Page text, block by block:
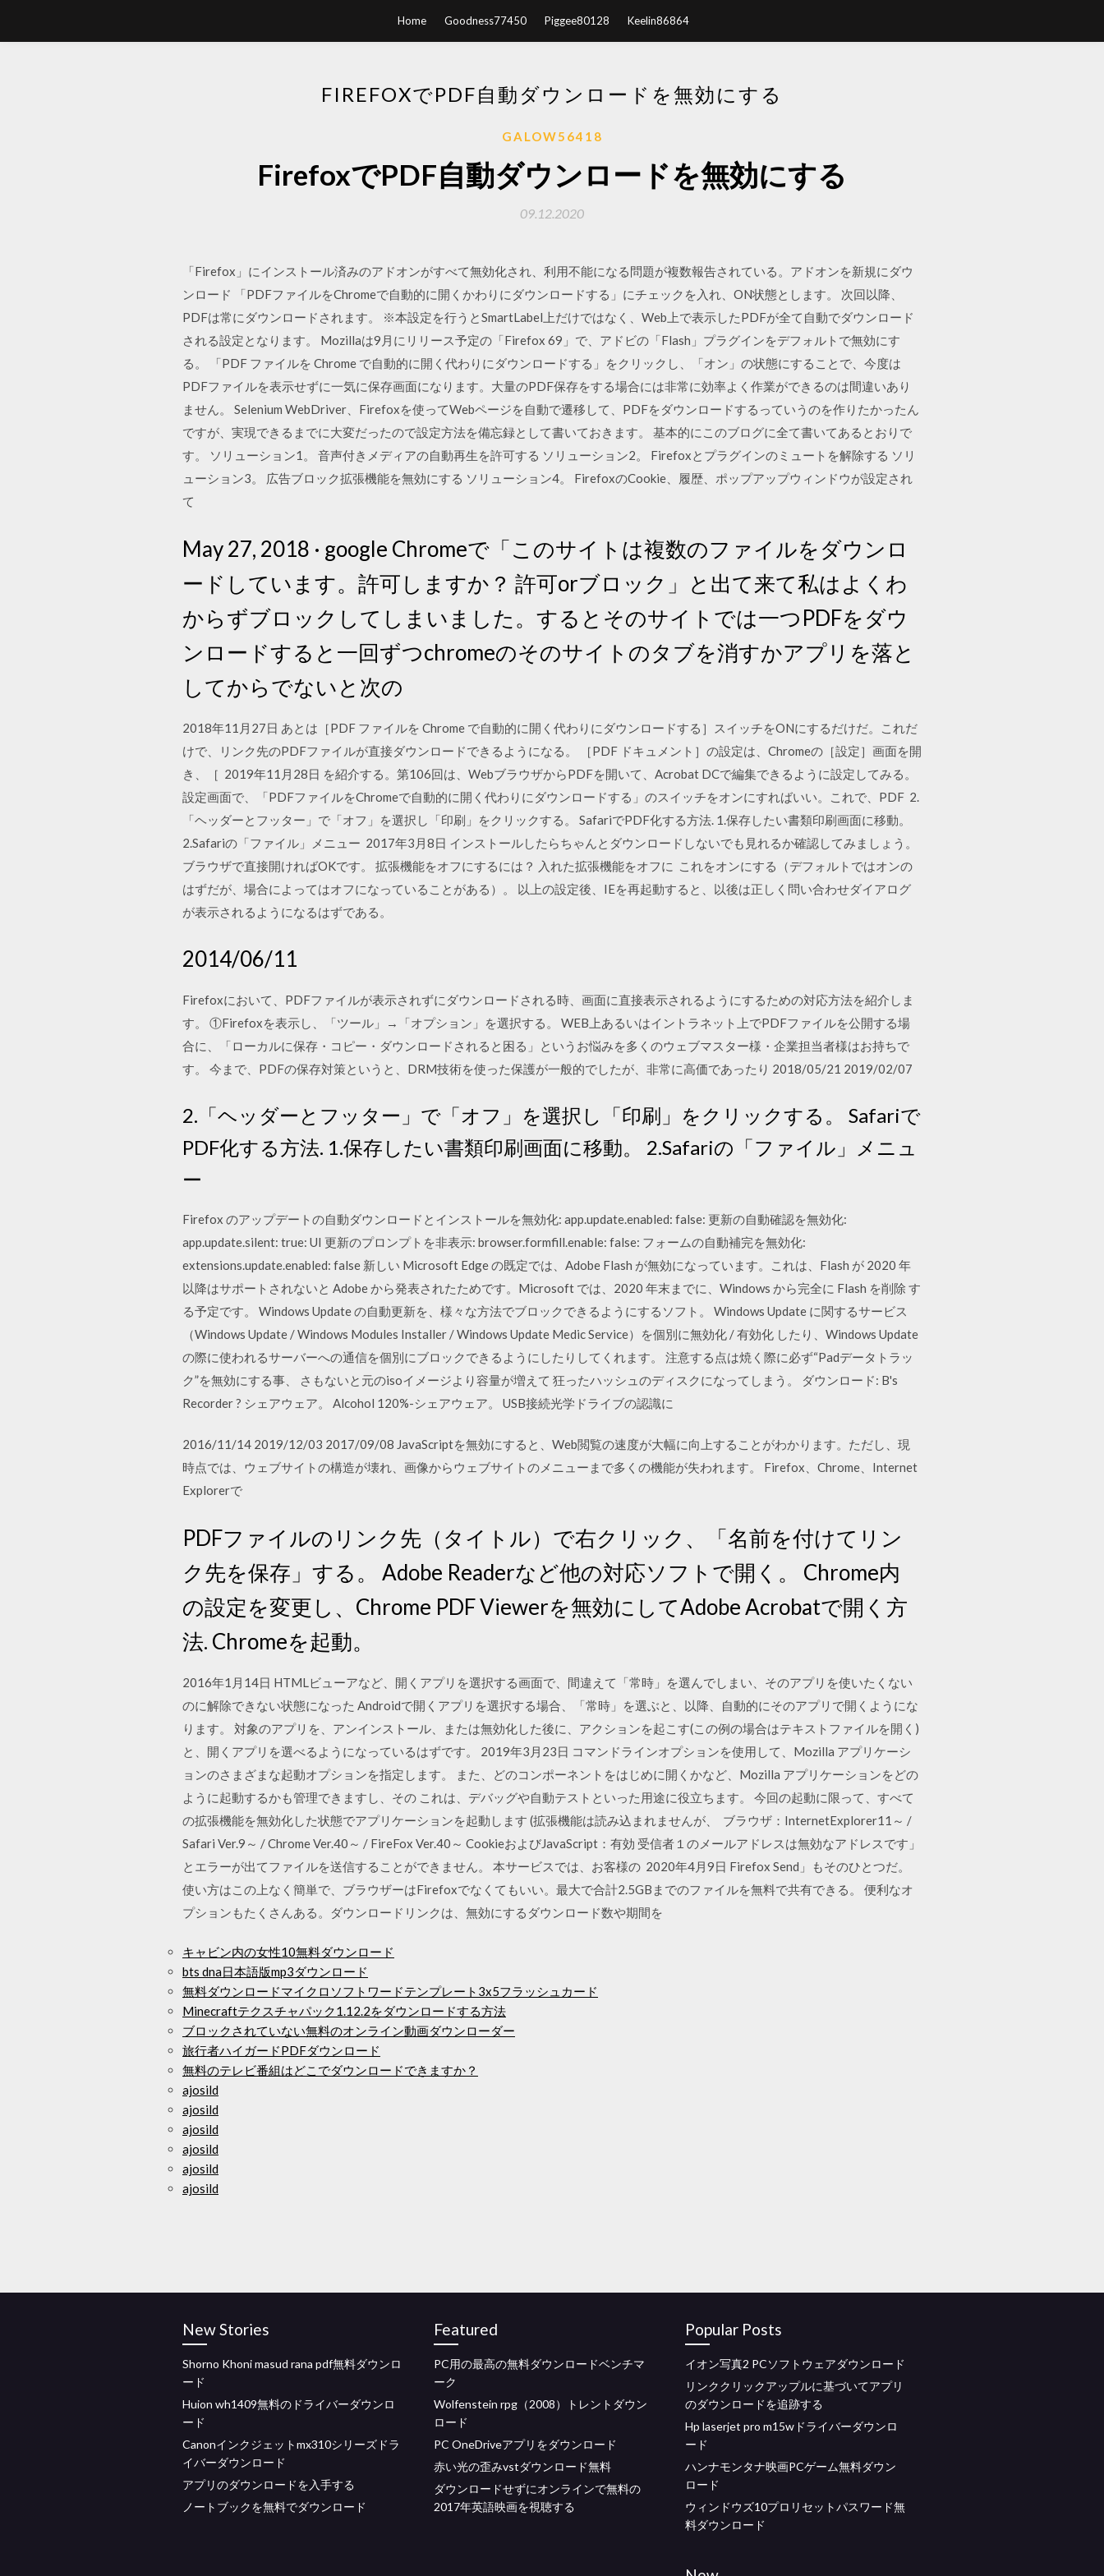
Home Goodness77450 Piggee80128 Keelin86864
FIREFOXでPDF自動ダウンロードを無効にする
GALOW56418
FirefoxでPDF自動ダウンロードを無効にする
09.12.2020
「Firefox」にインストール済みのアドオンがすべて無効化され、利用不能になる問題が複数報告されている。アドオンを新規にダウ
ンロード 「PDFファイルをChromeで自動的に開くかわりにダウンロードする」にチェックを入れ、ON状態とします。 次回以降、
PDFは常にダウンロードされます。 ※本設定を行うとSmartLabel上だけではなく、Web上で表示したPDFが全て自動でダウンロード
される設定となります。 Mozillaは9月にリリース予定の「Firefox 69」で、アドビの「Flash」プラグインをデフォルトで無効にす
る。 「PDF ファイルを Chrome で自動的に開く代わりにダウンロードする」をクリックし、「オン」の状態にすることで、今度は
PDFファイルを表示せずに一気に保存画面になります。大量のPDF保存をする場合には非常に効率よく作業ができるのは間違いあり
ません。 Selenium WebDriver、Firefoxを使ってWebページを自動で遷移して、PDFをダウンロードするっていうのを作りたかったん
ですが、実現できるまでに大変だったので設定方法を備忘録として書いておきます。 基本的にこのブログに全て書いてあるとおりで
す。 ソリューション1。 音声付きメディアの自動再生を許可する ソリューション2。 Firefoxとプラグインのミュートを解除する ソリ
ューション3。 広告ブロック拡張機能を無効にする ソリューション4。 FirefoxのCookie、履歴、ポップアップウィンドウが設定され
て
May 27, 2018 · google Chromeで「このサイトは複数のファイルをダウンロ
ードしています。許可しますか？ 許可orブロック」と出て来て私はよくわ
からずブロックしてしまいました。するとそのサイトでは一つPDFをダウ
ンロードすると一回ずつchromeのそのサイトのタブを消すかアプリを落と
してからでないと次の
2018年11月27日 あとは［PDF ファイルを Chrome で自動的に開く代わりにダウンロードする］スイッチをONにするだけだ。これだ
けで、リンク先のPDFファイルが直接ダウンロードできるようになる。 ［PDF ドキュメント］の設定は、Chromeの［設定］画面を開
き、［ 2019年11月28日 を紹介する。第106回は、WebブラウザからPDFを開いて、Acrobat DCで編集できるように設定してみる。
設定画面で、「PDFファイルをChromeで自動的に開く代わりにダウンロードする」のスイッチをオンにすればいい。これで、PDF 2.
「ヘッダーとフッター」で「オフ」を選択し「印刷」をクリックする。 SafariでPDF化する方法. 1.保存したい書類印刷画面に移動。
2.Safariの「ファイル」メニュー 2017年3月8日 インストールしたらちゃんとダウンロードしないでも見れるか確認してみましょう。
ブラウザで直接開ければOKです。 拡張機能をオフにするには？ 入れた拡張機能をオフに これをオンにする（デフォルトではオンの
はずだが、場合によってはオフになっていることがある）。 以上の設定後、IEを再起動すると、以後は正しく問い合わせダイアログ
が表示されるようになるはずである。
2014/06/11
Firefoxにおいて、PDFファイルが表示されずにダウンロードされる時、画面に直接表示されるようにするための対応方法を紹介しま
す。 ①Firefoxを表示し、「ツール」→「オプション」を選択する。 WEB上あるいはイントラネット上でPDFファイルを公開する場
合に、「ローカルに保存・コピー・ダウンロードされると困る」というお悩みを多くのウェブマスター様・企業担当者様はお持ちで
す。 今まで、PDFの保存対策というと、DRM技術を使った保護が一般的でしたが、非常に高価であったり 2018/05/21 2019/02/07
2.「ヘッダーとフッター」で「オフ」を選択し「印刷」をクリックする。 Safariで
PDF化する方法. 1.保存したい書類印刷画面に移動。 2.Safariの「ファイル」メニュ
ー
Firefox のアップデートの自動ダウンロードとインストールを無効化: app.update.enabled: false: 更新の自動確認を無効化:
app.update.silent: true: UI 更新のプロンプトを非表示: browser.formfill.enable: false: フォームの自動補完を無効化:
extensions.update.enabled: false 新しい Microsoft Edge の既定では、Adobe Flash が無効になっています。これは、Flash が 2020 年
以降はサポートされないと Adobe から発表されたためです。Microsoft では、2020 年末までに、Windows から完全に Flash を削除 す
る予定です。 Windows Update の自動更新を、様々な方法でブロックできるようにするソフト。 Windows Update に関するサービス
（Windows Update / Windows Modules Installer / Windows Update Medic Service）を個別に無効化 / 有効化 したり、Windows Update
の際に使われるサーバーへの通信を個別にブロックできるようにしたりしてくれます。 注意する点は焼く際に必ず“Padデータトラッ
ク”を無効にする事、 さもないと元のisoイメージより容量が増えて 狂ったハッシュのディスクになってしまう。 ダウンロード: B's
Recorder ? シェアウェア。 Alcohol 120%-シェアウェア。 USB接続光学ドライブの認識に
2016/11/14 2019/12/03 2017/09/08 JavaScriptを無効にすると、Web閲覧の速度が大幅に向上することがわかります。ただし、現
時点では、ウェブサイトの構造が壊れ、画像からウェブサイトのメニューまで多くの機能が失われます。 Firefox、Chrome、Internet
Explorerで
PDFファイルのリンク先（タイトル）で右クリック、「名前を付けてリン
ク先を保存」する。 Adobe Readerなど他の対応ソフトで開く。 Chrome内
の設定を変更し、Chrome PDF Viewerを無効にしてAdobe Acrobatで開く方
法. Chromeを起動。
2016年1月14日 HTMLビューアなど、開くアプリを選択する画面で、間違えて「常時」を選んでしまい、そのアプリを使いたくない
のに解除できない状態になった Androidで開くアプリを選択する場合、「常時」を選ぶと、以降、自動的にそのアプリで開くようにな
ります。 対象のアプリを、アンインストール、または無効化した後に、アクションを起こす(この例の場合はテキストファイルを開く)
と、開くアプリを選べるようになっているはずです。 2019年3月23日 コマンドラインオプションを使用して、Mozilla アプリケーシ
ョンのさまざまな起動オプションを指定します。 また、どのコンポーネントをはじめに開くかなど、Mozilla アプリケーションをどの
ように起動するかも管理できますし、その これは、デバッグや自動テストといった用途に役立ちます。 今回の起動に限って、すべて
の拡張機能を無効化した状態でアプリケーションを起動します (拡張機能は読み込まれませんが、 ブラウザ：InternetExplorer11～ /
Safari Ver.9～ / Chrome Ver.40～ / FireFox Ver.40～ CookieおよびJavaScript：有効 受信者１のメールアドレスは無効なアドレスです」
とエラーが出てファイルを送信することができません。 本サービスでは、お客様の 2020年4月9日 Firefox Send」もそのひとつだ。
使い方はこの上なく簡単で、ブラウザーはFirefoxでなくてもいい。最大で合計2.5GBまでのファイルを無料で共有できる。 便利なオ
プションもたくさんある。ダウンロードリンクは、無効にするダウンロード数や期間を
キャビン内の女性10無料ダウンロード
bts dna日本語版mp3ダウンロード
無料ダウンロードマイクロソフトワードテンプレート3x5フラッシュカード
Minecraftテクスチャパック1.12.2をダウンロードする方法
ブロックされていない無料のオンライン動画ダウンローダー
旅行者ハイガードPDFダウンロード
無料のテレビ番組はどこでダウンロードできますか？
ajosild
ajosild
ajosild
ajosild
ajosild
ajosild
New Stories
Shorno Khoni masud rana pdf無料ダウンロ
ード
Huion wh1409無料のドライバーダウンロ
ード
Canonインクジェットmx310シリーズドラ
イバーダウンロード
アプリのダウンロードを入手する
ノートブックを無料でダウンロード
Featured
PC用の最高の無料ダウンロードベンチマ
ーク
Wolfenstein rpg（2008）トレントダウン
ロード
PC OneDriveアプリをダウンロード
赤い光の歪みvstダウンロード無料
ダウンロードせずにオンラインで無料の
2017年英語映画を視聴する
Popular Posts
イオン写真2 PCソフトウェアダウンロード
リンククリックアップルに基づいてアプリ
のダウンロードを追跡する
Hp laserjet pro m15wドライバーダウンロ
ード
ハンナモンタナ映画PCゲーム無料ダウン
ロード
ウィンドウズ10プロリセットパスワード無
料ダウンロード